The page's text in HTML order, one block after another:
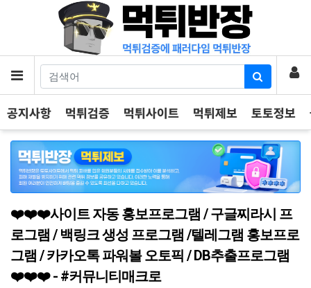
메뉴 로
공지사항 먹튀검증 먹튀사이트 먹튀제보 토토정보
❤️❤️❤️사이트 자동 홍보프로그램 / 구글찌라시 프
로그램 / 백링크 생성 프로그램 /텔레그램 홍보프로
그램 / 카카오톡 파워볼 오토픽 / DB추출프로그램
❤️❤️❤️ - #커뮤니티매크로